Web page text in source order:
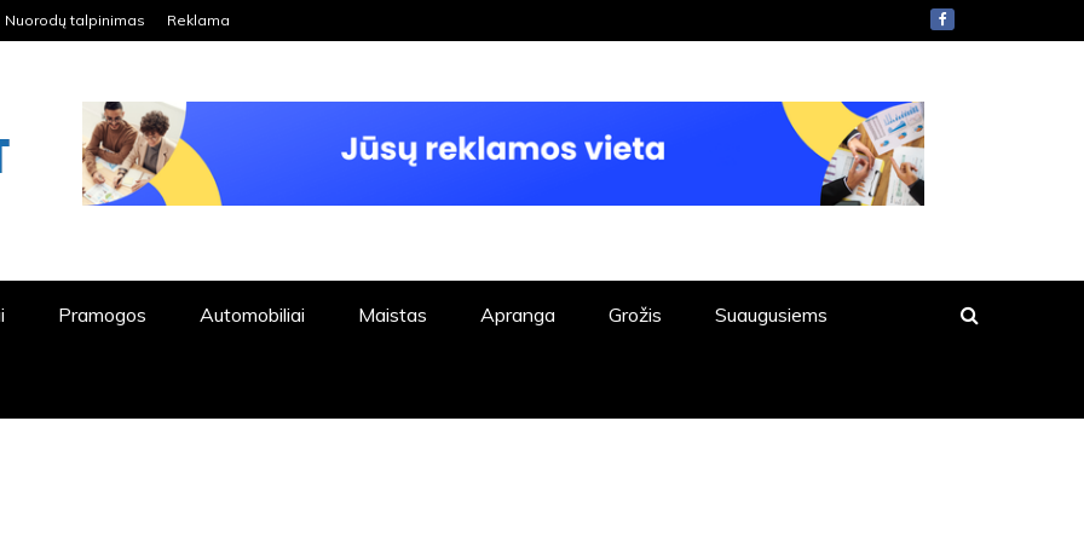
Nuorodų talpinimas Reklama
Pramogos Automobiliai Maistas Apranga Grožis Suaugusiems